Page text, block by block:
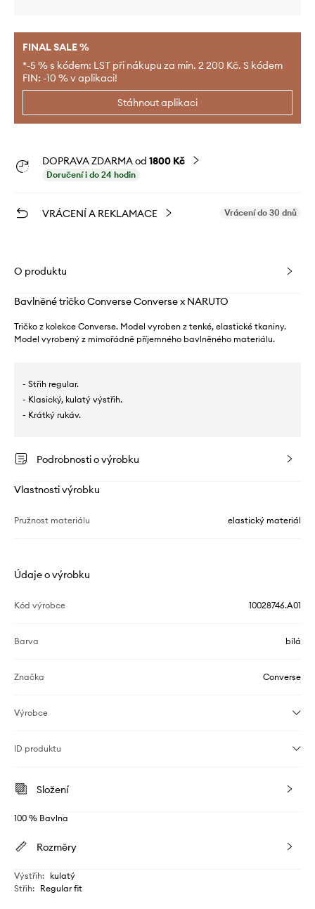
FINAL SALE %
*-5 % s kódem: LST při nákupu za min. 2 200 Kč. S kódem
FIN: -10 % v aplikaci!
Stáhnout aplikaci
DOPRAVA ZDARMA od 1800 Kč
Doručení i do 24 hodin
VRÁCENÍ A REKLAMACE Vrácení do 30 dnů
O produktu
Bavlněné tričko Converse Converse x NARUTO
Tričko z kolekce Converse. Model vyroben z tenké, elastické tkaniny.
Model vyrobený z mimořádně příjemného bavlněného materiálu.
- Střih regular.
- Klasický, kulatý výstřih.
- Krátký rukáv.
Podrobnosti o výrobku
Vlastnosti výrobku
Pružnost materiálu elastický materiál
Údaje o výrobku
Kód výrobce 10028746.A01
Barva bílá
Značka Converse
Výrobce
ID produktu
Složení
100 % Bavlna
Rozměry
Výstřih: kulatý
Střih: Regular fit